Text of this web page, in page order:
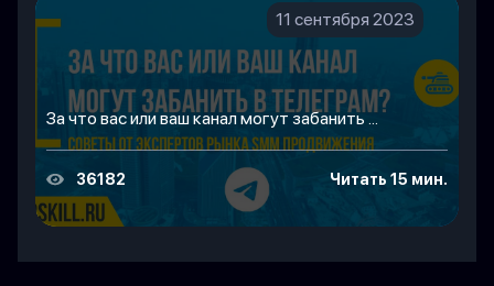
11 сентября 2023
За что вас или ваш канал могут забанить ...
36182 Читать 15 мин.